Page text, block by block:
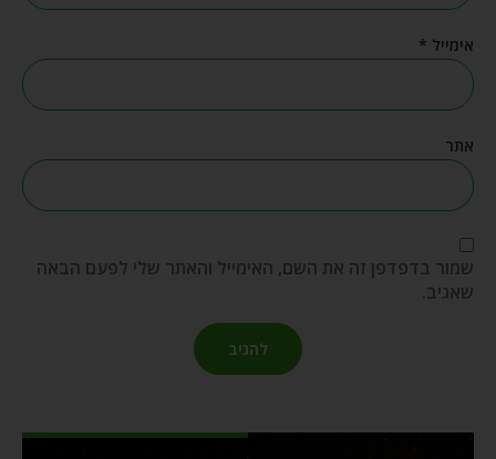
אימייל*
אתר
שמור בדפדפן זה את השם, האימייל והאתר שלי לפעם הבאה
שאגיב.